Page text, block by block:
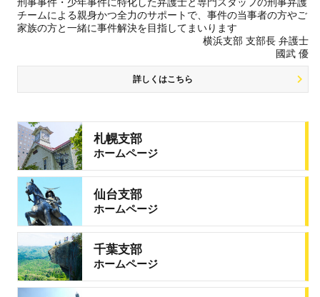
チームによる親身かつ全力のサポートで、事件の当事者の方やご
家族の方と一緒に事件解決を目指してまいります
横浜支部 支部長 弁護士
國武 優
詳しくはこちら
札幌支部
ホームページ
仙台支部
ホームページ
千葉支部
ホームページ